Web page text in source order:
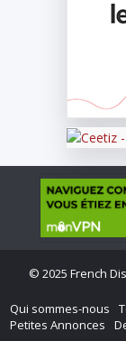
© 2025 French
Qui sommes-nous
Petites Annonces